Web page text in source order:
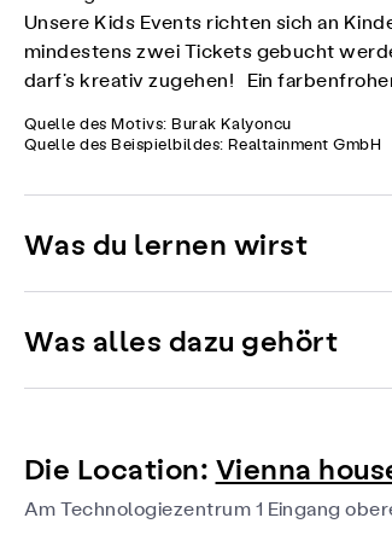
Unsere Kids Events richten sich an
mindestens zwei Tickets gebucht
darf’s kreativ zugehen! Ein
Quelle des Motivs: Burak Kalyoncu
Quelle des Beispielbildes: Realtainment GmbH
Was du lernen wirst
Was alles dazu gehört
Die Location: Vienna
Am Technologiezentrum 1 Eingang